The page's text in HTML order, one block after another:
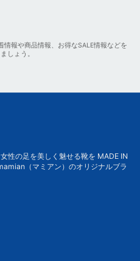
報や商品情報、お得なSALE情報などを
しょう。
性の足を美しく魅せる靴を MADE IN
（マミアン）のオリジナルブラ